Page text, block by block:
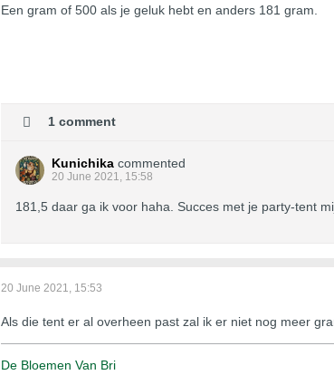
Een gram of 500 als je geluk hebt en anders 181 gram.
1 comment
Kunichika commented
20 June 2021, 15:58
181,5 daar ga ik voor haha. Succes met je party-tent
20 June 2021, 15:53
Als die tent er al overheen past zal ik er niet nog meer
De Bloemen Van Bri